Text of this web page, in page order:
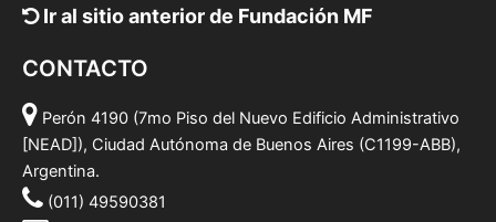
Ir al sitio anterior de Fundación MF
CONTACTO
Perón 4190 (7mo Piso del Nuevo Edificio Administrativo
[NEAD]), Ciudad Autónoma de Buenos Aires (C1199-ABB),
Argentina.
(011) 49590381